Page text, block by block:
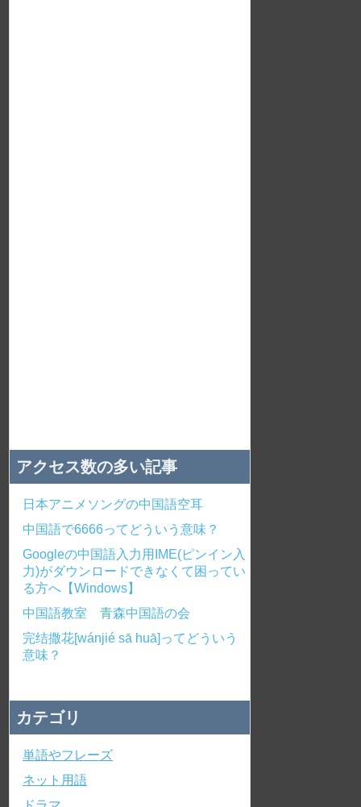
アクセス数の多い記事
日本アニメソングの中国語空耳
中国語で6666ってどういう意味？
Googleの中国語入力用IME(ピンイン入
力)がダウンロードできなくて困ってい
る方へ【Windows】
中国語教室 青森中国語の会
完结撒花[wánjié sā huā]ってどういう
意味？
カテゴリ
単語やフレーズ
ネット用語